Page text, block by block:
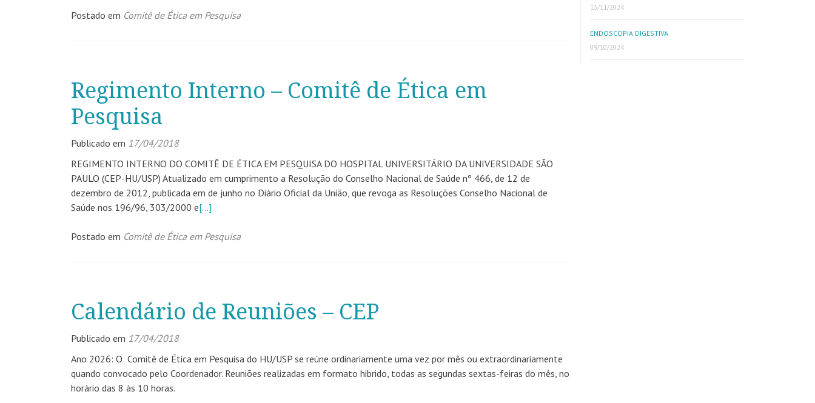
Postado em Comitê de Ética em Pesquisa
Regimento Interno – Comitê de Ética em
Pesquisa
Publicado em 17/04/2018
REGIMENTO INTERNO DO COMITÊ DE ÉTICA EM PESQUISA DO HOSPITAL UNIVERSITÁRIO DA UNIVERSIDADE SÃO
PAULO (CEP-HU/USP) Atualizado em cumprimento a Resolução do Conselho Nacional de Saúde nº 466, de 12 de
dezembro de 2012, publicada em de junho no Diário Oficial da União, que revoga as Resoluções Conselho Nacional de
Saúde nos 196/96, 303/2000 e[…]
Postado em Comitê de Ética em Pesquisa
Calendário de Reuniões – CEP
Publicado em 17/04/2018
Ano 2026: O Comitê de Ética em Pesquisa do HU/USP se reúne ordinariamente uma vez por mês ou extraordinariamente
quando convocado pelo Coordenador. Reuniões realizadas em formato hibrido, todas as segundas sextas-feiras do mês, no
horário das 8 às 10 horas.
13/11/2024
ENDOSCOPIA DIGESTIVA
09/10/2024